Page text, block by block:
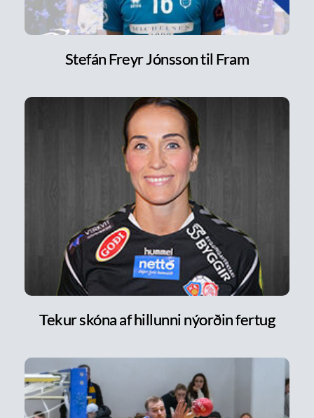
Stefán Freyr Jónsson til Fram
Tekur skóna af hillunni nýorðin fertug